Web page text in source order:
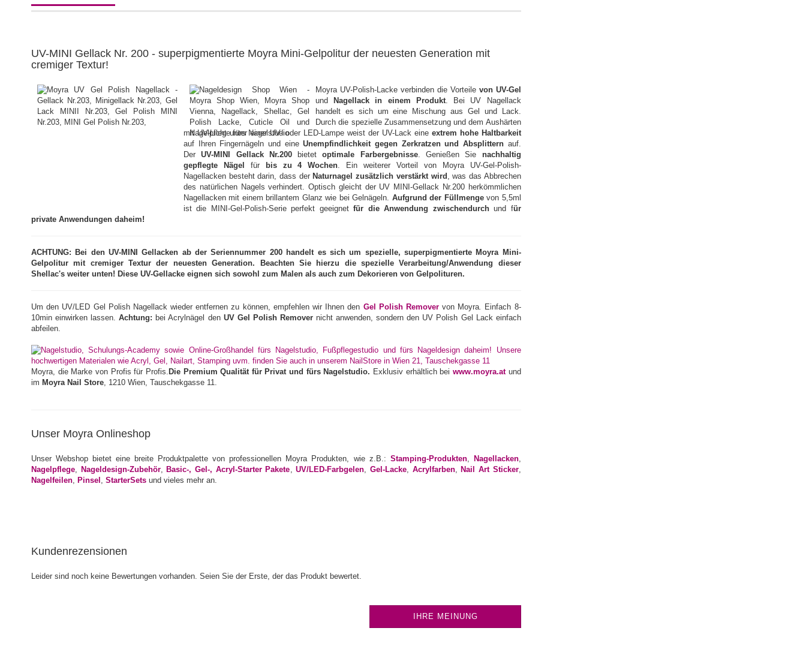
UV-MINI Gellack Nr. 200 - superpigmentierte Moyra Mini-Gelpolitur der neuesten Generation mit
cremiger Textur!
Moyra UV-Polish-Lacke verbinden die Vorteile von UV-Gel
und
Nagellack in einem Produkt. Bei UV Nagellack
handelt es sich um eine Mischung aus Gel und Lack.
Durch die spezielle Zusammensetzung und dem Aushärten
mit UV-Licht unter einer UV- oder LED-Lampe weist der UV-Lack eine extrem hohe Haltbarkeit
auf Ihren Fingernägeln und eineUnempfindlichkeit gegen Zerkratzen und Absplittern auf.
DerUV-MINI Gellack Nr.200bietetoptimale Farbergebnisse. Genießen Sie nachhaltig
gepflegte Nägel
für bis zu 4 Wochen. Ein weiterer Vorteil von Moyra UV-Gel-Polish-
Nagellacken besteht darin, dass der Naturnagel zusätzlich verstärkt wird , was das Abbrechen
des natürlichen Nagels verhindert. Optisch gleicht der UV MINI-Gellack Nr.200 herkömmlichen
Nagellacken mit einem brillantem Glanz wie bei Gelnägeln. Aufgrund der Füllmengevon 5,5ml
ist die MINI-Gel-Polish-Serie perfekt geeignetfür die Anwendung zwischendurchund für
private Anwendungen daheim!
ACHTUNG: Bei den UV-MINI Gellacken ab der Seriennummer 200 handelt es sich um spezielle, superpigmentierte Moyra Mini-
Gelpolitur mit cremiger Textur der neuesten Generation. Beachten Sie hierzu die spezielle Verarbeitung/Anwendung dieser
Shellac's weiter unten! Diese UV-Gellacke eignen sich sowohl zum Malen als auch zum Dekorieren von Gelpolituren.
Um den UV/LED Gel Polish Nagellack wieder entfernen zu können, empfehlen wir Ihnen den Gel Polish Removervon Moyra. Einfach 8-
10min einwirken lassen. Achtung: bei Acrylnägel den UV Gel Polish Remover nicht anwenden, sondern den UV Polish Gel Lack einfach
abfeilen.
Moyra, die Marke von Profis für Profis. Die Premium Qualität für Privat und fürs Nagelstudio. Exklusiv erhältlich beiwww.moyra.atund
im Moyra Nail Store, 1210 Wien, Tauschekgasse 11.
Unser Moyra Onlineshop
Unser Webshop bietet eine breite Produktpalette von professionellen Moyra Produkten, wie z.B.: Stamping-Produkten, Nagellacken,
Nagelpflege, Nageldesign-Zubehör, Basic-, Gel-, Acryl-Starter Pakete,UV/LED-Farbgelen, Gel-Lacke, Acrylfarben, Nail Art Sticker,
Nagelfeilen, Pinsel , StarterSets und vieles mehr an.
Kundenrezensionen
Leider sind noch keine Bewertungen vorhanden. Seien Sie der Erste, der das Produkt bewertet.
IHRE MEINUNG